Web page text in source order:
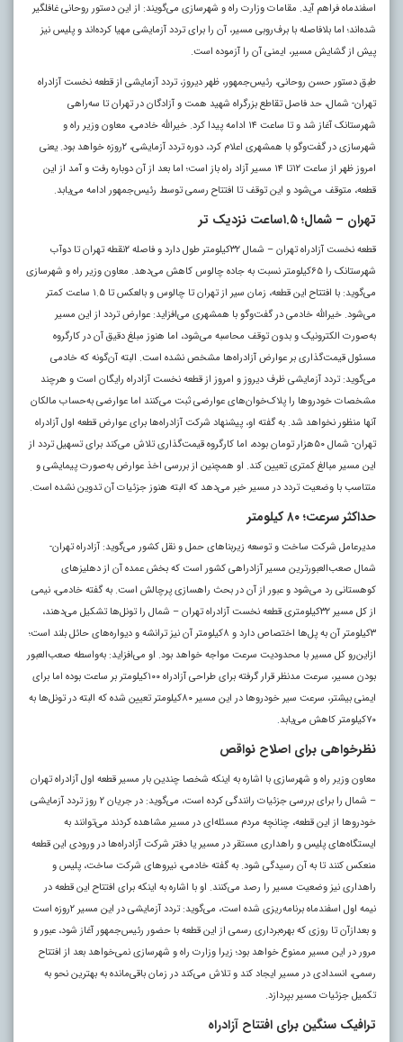
اسفندماه فراهم ‌آید. مقامات وزارت راه و شهرسازی می‌گویند: از این دستور روحانی غافلگیر
شده‌اند؛ اما بلافاصله با برف‌روبی مسیر، آن را برای تردد آزمایشی مهیا کرده‌اند و پلیس نیز
پیش از گشایش مسیر، ایمنی آن را آزموده است.
طبق دستور حسن روحانی، رئیس‌جمهور، ظهر دیروز، تردد آزمایشی از قطعه نخست آزادراه
تهران- شمال، حد فاصل تقاطع بزرگراه شهید همت و آزادگان در تهران تا سه‌راهی
شهرستانک آغاز شد و تا ساعت ۱۴ ادامه پیدا کرد. خیرالله خادمی، معاون وزیر راه و
شهرسازی در گفت‌وگو با همشهری اعلام کرد، دوره تردد آزمایشی، ۲روزه خواهد بود. یعنی
امروز ظهر از ساعت ۱۲تا ۱۴ مسیر آزاد راه باز است؛ اما بعد از آن دوباره رفت‌ و آمد از این
قطعه، متوقف می‌شود و این توقف تا افتتاح رسمی توسط رئیس‌جمهور ادامه می‌یابد.
تهران – شمال؛ ۱.۵ساعت نزدیک‌ تر
قطعه نخست آزادراه تهران – شمال ۳۲کیلومتر طول دارد و فاصله ۲نقطه تهران تا دوآب
شهرستانک را ۶۵کیلومتر نسبت به جاده چالوس کاهش می‌دهد. معاون وزیر راه و شهرسازی
می‌گوید: با افتتاح این قطعه، زمان سیر از تهران تا چالوس و بالعکس تا ۱.۵ ساعت کمتر
می‌شود. خیرالله خادمی در گفت‌وگو با همشهری می‌افزاید: عوارض تردد از این مسیر
به‌صورت الکترونیک و بدون توقف محاسبه می‌شود، اما هنوز مبلغ دقیق آن در کارگروه
مسئول قیمت‌گذاری بر عوارض آزادراه‌ها مشخص نشده است. البته آن‌گونه که خادمی
می‌گوید: تردد آزمایشی ظرف دیروز و امروز از قطعه نخست آزادراه رایگان است و هرچند
مشخصات خودروها را پلاک‌خوان‌های عوارضی ثبت می‌کنند اما عوارضی به‌حساب مالکان
آنها منظور نخواهد شد. به گفته او، پیشنهاد شرکت آزادراه‌ها برای عوارض قطعه اول آزادراه
تهران- شمال ۵۰هزار تومان بوده، اما کارگروه قیمت‌گذاری تلاش می‌کند برای تسهیل تردد از
این مسیر مبالغ کمتری تعیین کند. او همچنین از بررسی اخذ عوارض به‌صورت پیمایشی و
متناسب با وضعیت تردد در مسیر خبر می‌دهد که البته هنوز جزئیات آن تدوین نشده است.
حداکثر سرعت؛ ۸۰ کیلومتر
مدیرعامل شرکت ساخت و توسعه زیربناهای حمل‌ و نقل کشور می‌گوید: آزادراه تهران-
شمال صعب‌العبورترین مسیر آزادراهی کشور است که بخش عمده آن از دهلیزهای
کوهستانی رد می‌شود و عبور از آن در بحث راهسازی پرچالش است. به گفته خادمی، نیمی
از کل مسیر ۳۲کیلومتری قطعه نخست آزادراه تهران – شمال را تونل‌ها تشکیل می‌دهند،
۳کیلومتر آن به پل‌ها اختصاص دارد و ۸کیلومتر آن نیز ترانشه و دیواره‌های حائل بلند است؛
ازاین‌رو کل مسیر با محدودیت سرعت مواجه خواهد بود. او می‌افزاید: به‌واسطه صعب‌العبور
بودن مسیر، سرعت مدنظر قرار گرفته برای طراحی آزادراه ۱۰۰کیلومتر بر ساعت بوده اما برای
ایمنی بیشتر، سرعت سیر خودروها در این مسیر ۸۰کیلومتر تعیین شده که البته در تونل‌ها به
۷۰کیلومتر کاهش می‌یابد
.
نظرخواهی برای اصلاح نواقص
معاون وزیر راه و شهرسازی با اشاره به اینکه شخصا چندین بار مسیر قطعه اول آزادراه تهران
– شمال را برای بررسی جزئیات رانندگی کرده است، می‌گوید: در جریان ۲ روز تردد آزمایشی
خودروها از این قطعه، چنانچه مردم مسئله‌ای در مسیر مشاهده کردند می‌توانند به
ایستگاه‌های پلیس و راهداری مستقر در مسیر یا دفتر شرکت ‌آزادراه‌ها در ورودی این قطعه
منعکس کنند تا به آن رسیدگی شود. به گفته خادمی، نیروهای شرکت ساخت، پلیس و
راهداری نیز وضعیت مسیر را رصد می‌کنند. او با اشاره به اینکه برای افتتاح این قطعه در
نیمه اول اسفندماه برنامه‌ریزی شده است، می‌گوید: تردد آزمایشی در این مسیر ۲روزه است
و بعدازآن تا روزی که بهره‌برداری رسمی از این قطعه با حضور رئیس‌جمهور آغاز شود، عبور و
مرور در این مسیر ممنوع خواهد بود؛ زیرا وزارت راه و شهرسازی نمی‌خواهد بعد از افتتاح
رسمی، انسدادی در مسیر ایجاد کند و تلاش می‌کند در زمان باقی‌مانده به بهترین نحو به
تکمیل جزئیات مسیر بپردازد.
ترافیک سنگین برای افتتاح آزادراه